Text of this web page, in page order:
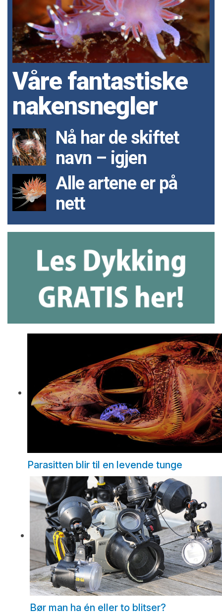
Våre fantastiske
nakensnegler
Nå har de skiftet
navn – igjen
Alle artene er på
nett
Parasitten blir til en levende tunge
Bør man ha én eller to blitser?